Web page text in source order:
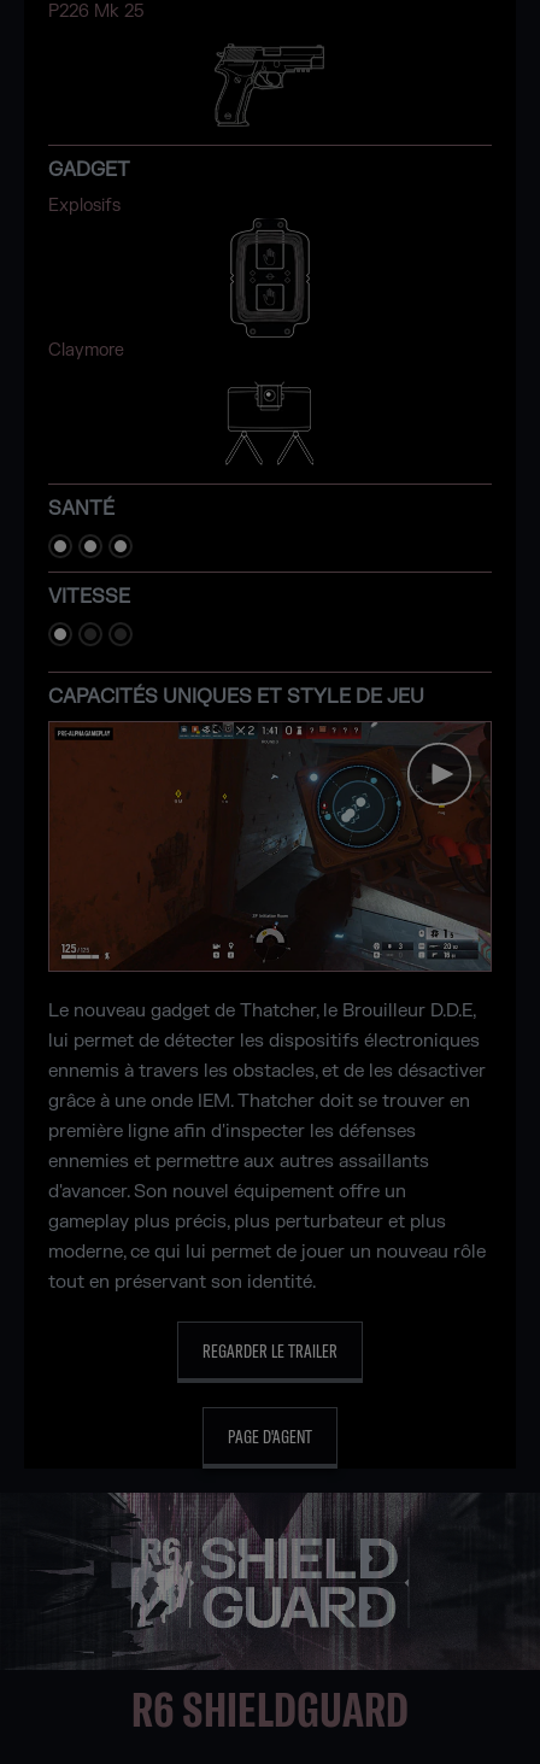
P226 Mk 25
GADGET
Explosifs
Claymore
SANTÉ
VITESSE
CAPACITÉS UNIQUES ET STYLE DE JEU
Le nouveau gadget de Thatcher, le Brouilleur D.D.E,
lui permet de détecter les dispositifs électroniques
ennemis à travers les obstacles, et de les désactiver
grâce à une onde IEM. Thatcher doit se trouver en
première ligne afin d'inspecter les défenses
ennemies et permettre aux autres assaillants
d'avancer. Son nouvel équipement offre un
gameplay plus précis, plus perturbateur et plus
moderne, ce qui lui permet de jouer un nouveau rôle
tout en préservant son identité.
REGARDER LE TRAILER
PAGE D'AGENT
R6 SHIELDGUARD